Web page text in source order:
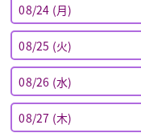
08/24 (月)
08/25 (火)
08/26 (水)
08/27 (木)